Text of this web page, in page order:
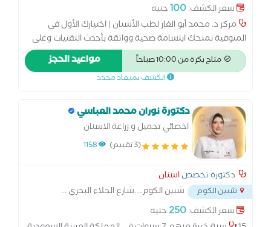
سعر الكشف:100جنيه
مركز د. محمد أبو الغار لطب الأسنان | اختيارك الأول في
المنوفية نمنحك ابتسامة صحية وواثقة بأحدث التقنيات وعلى
أيدي نخبة من الأطباء، مع تشخيص دقيق واهتمام براحة كل
مريض. زراعة الأسنان | تقويم | تجميل | علاج العصب | التركيبات
متاح بكرة من 10:00 صباحاً مواعيد الحجز
الكشف بميعاد محدد
دكتورة نوران محمد العباسي
اخصائي تجميل و زراعة الاسنان
(3 تقييم) 1158
دكتورة تخصصاسنان
شبين الكوم شبين الكوم…شارع الجلاء البحري...
سعر الكشف:250جنيه